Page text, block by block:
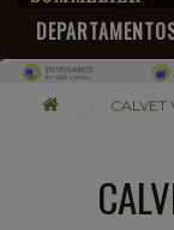
CALVET